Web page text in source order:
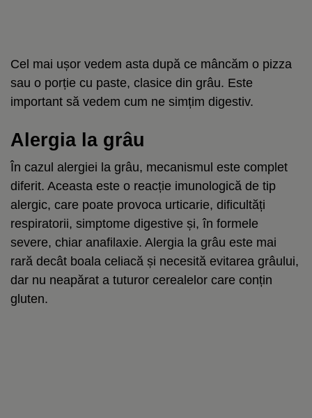
Cel mai ușor vedem asta după ce mâncăm o pizza
sau o porție cu paste, clasice din grâu. Este
important să vedem cum ne simțim digestiv.
Alergia la grâu
În cazul alergiei la grâu, mecanismul este complet
diferit. Aceasta este o reacție imunologică de tip
alergic, care poate provoca urticarie, dificultăți
respiratorii, simptome digestive și, în formele
severe, chiar anafilaxie. Alergia la grâu este mai
rară decât boala celiacă și necesită evitarea grâului,
dar nu neapărat a tuturor cerealelor care conțin
gluten.